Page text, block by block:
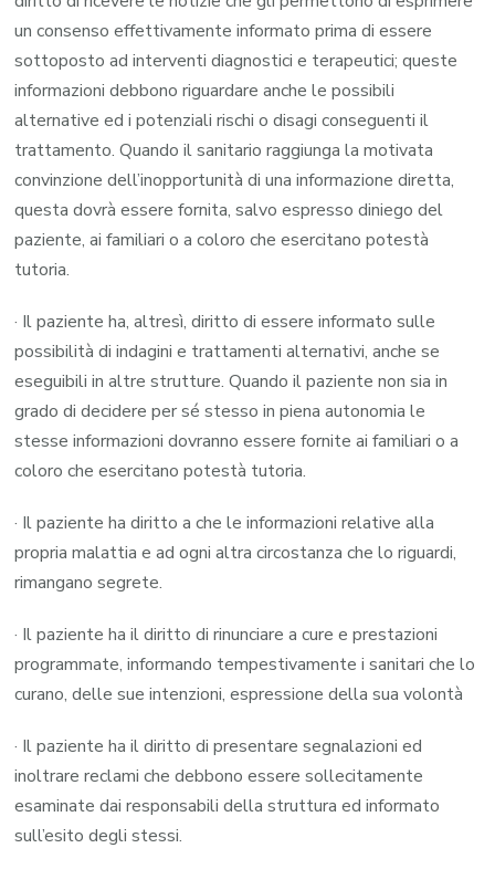
un consenso effettivamente informato prima di essere
sottoposto ad interventi diagnostici e terapeutici; queste
informazioni debbono riguardare anche le possibili
alternative ed i potenziali rischi o disagi conseguenti il
trattamento. Quando il sanitario raggiunga la motivata
convinzione dell’inopportunità di una informazione diretta,
questa dovrà essere fornita, salvo espresso diniego del
paziente, ai familiari o a coloro che esercitano potestà
tutoria.
· Il paziente ha, altresì, diritto di essere informato sulle
possibilità di indagini e trattamenti alternativi, anche se
eseguibili in altre strutture. Quando il paziente non sia in
grado di decidere per sé stesso in piena autonomia le
stesse informazioni dovranno essere fornite ai familiari o a
coloro che esercitano potestà tutoria.
· Il paziente ha diritto a che le informazioni relative alla
propria malattia e ad ogni altra circostanza che lo riguardi,
rimangano segrete.
· Il paziente ha il diritto di rinunciare a cure e prestazioni
programmate, informando tempestivamente i sanitari che lo
curano, delle sue intenzioni, espressione della sua volontà
· Il paziente ha il diritto di presentare segnalazioni ed
inoltrare reclami che debbono essere sollecitamente
esaminate dai responsabili della struttura ed informato
sull’esito degli stessi.